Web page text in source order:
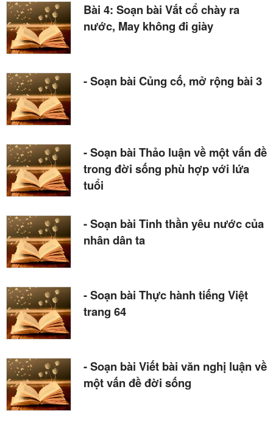
Bài 4: Soạn bài Vắt cổ chày ra
nước, May không đi giày
- Soạn bài Củng cố, mở rộng bài 3
- Soạn bài Thảo luận về một vấn đề
trong đời sống phù hợp với lứa
tuổi
- Soạn bài Tinh thần yêu nước của
nhân dân ta
- Soạn bài Thực hành tiếng Việt
trang 64
- Soạn bài Viết bài văn nghị luận về
một vấn đề đời sống